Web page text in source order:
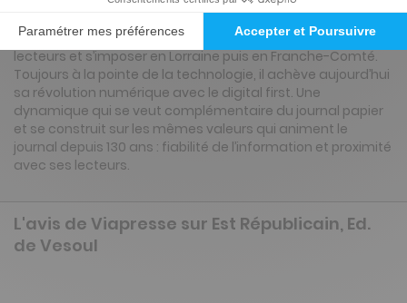
au quotidien, il a su répondre aux aspirations de ses
lecteurs et s’imposer en Lorraine puis en Franche-Comté.
Toujours à la pointe de la technologie, il achève aujourd’hui
sa révolution numérique avec le digital first. Une
dynamique qui se veut complémentaire du journal papier
et se construit sur les mêmes valeurs qui animent le
journal depuis 130 ans : fiabilité de l’information et proximité
avec ses lecteurs.
L'avis de Viapresse sur Est Républicain, Ed.
de Vesoul